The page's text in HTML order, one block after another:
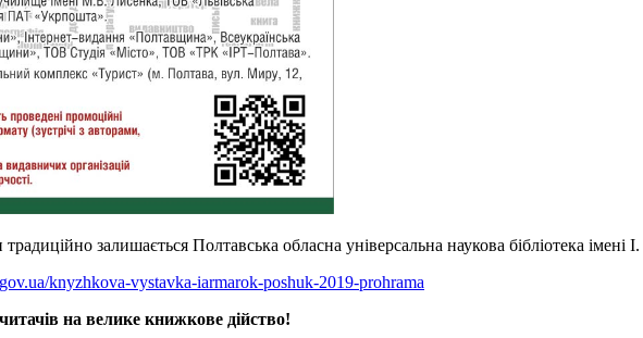
залишається Полтавська обласна універсальна наукова бібліотека імені
knyzhkova-vystavka-iarmarok-poshuk-2019-prohrama
на велике книжкове дійство!